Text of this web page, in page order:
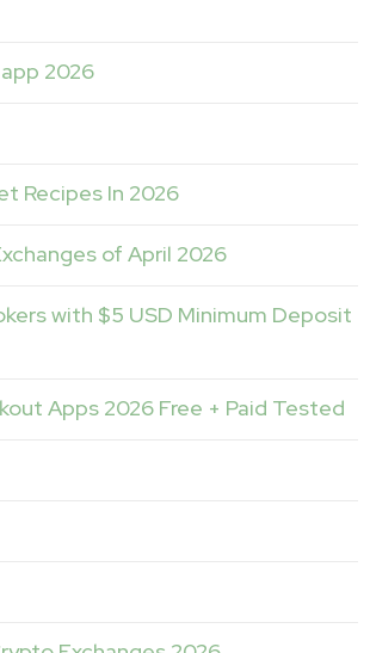
2026
Recipes In 2026
of April 2026
with $5 USD Minimum Deposit
Apps 2026 Free + Paid Tested